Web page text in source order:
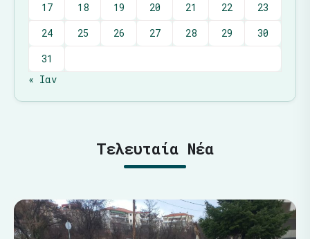
17
18 19 20 21 22
23
24
25 26 27 28 29
30
31
« Ιαν
Τελευταία Νέα